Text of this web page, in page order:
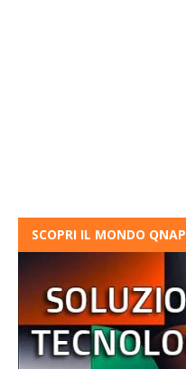
SCOPRI IL MONDO QNAP